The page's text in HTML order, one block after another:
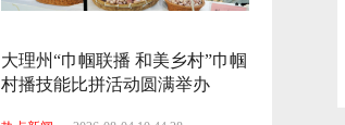
大理州“巾帼联播 和美乡村”巾帼
村播技能比拼活动圆满举办